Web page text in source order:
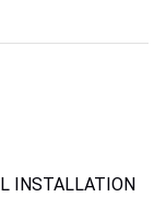
INSTALLATION